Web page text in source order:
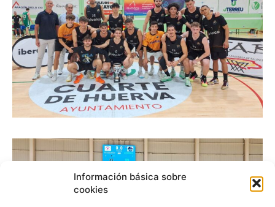
Información básica sobre
cookies